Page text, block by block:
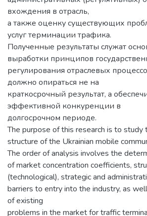
вхождения в отрасль,
а также оценку существующих
услуг терминации трафика.
Полученные результаты служат
выработки принципов
регулирования отраслевых
должно опираться не на
краткосрочный результат, а
эффективной конкуренции в
долгосрочном периоде.
The purpose of this research is to study
structure of the Ukrainian mobile
The order of analysis involves the
of market concentration coefficients,
(technological), strategic and
barriers to entry into the industry, as
of existing
problems in the market for traffic